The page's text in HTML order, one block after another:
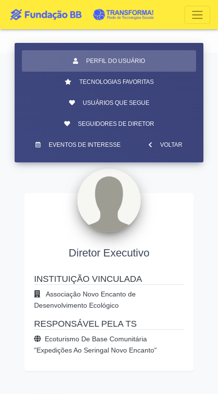
PERFIL DO USUÁRIO
TECNOLOGIAS FAVORITAS
USUÁRIOS QUE SEGUE
SEGUIDORES DE DIRETOR
EVENTOS DE INTERESSE VOLTAR
Diretor Executivo
INSTITUIÇÃO VINCULADA
Associação Novo Encanto de
Desenvolvimento Ecológico
RESPONSÁVEL PELA TS
Ecoturismo De Base Comunitária
"Expedições Ao Seringal Novo Encanto"